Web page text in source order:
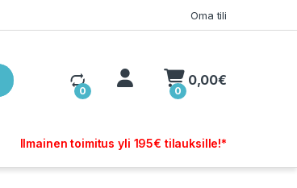
Oma tili
0
My Account
0
0,00€
Ilmainen toimitus yli 195€ tilauksille!*